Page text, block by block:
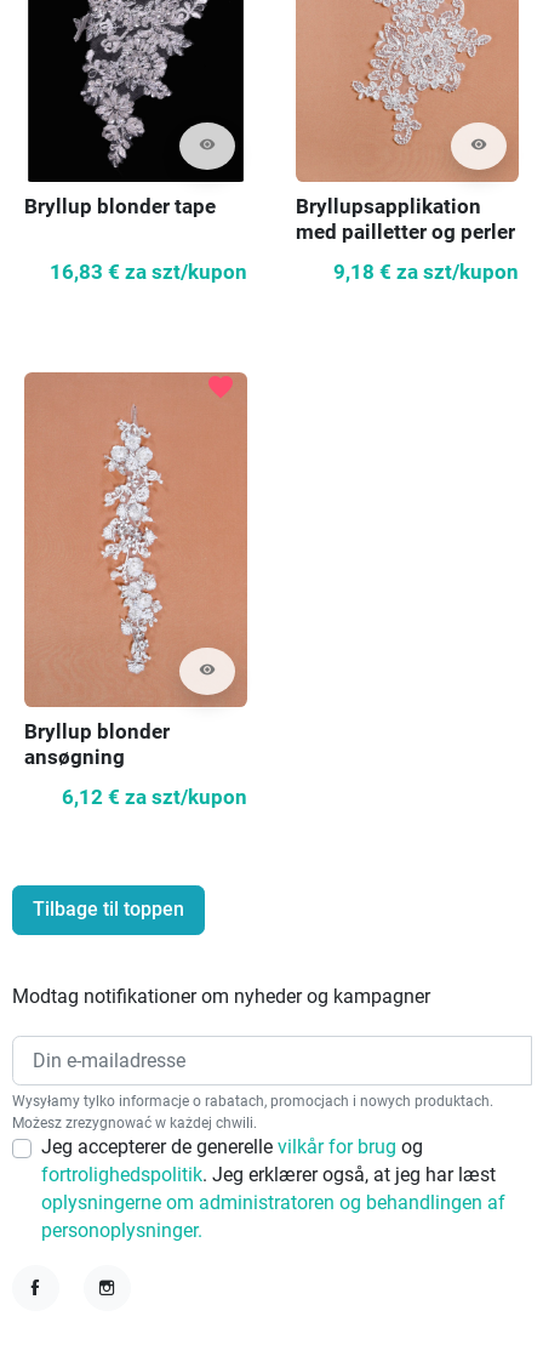
visibility
Bryllup blonder tape
16,83 € za szt/kupon
visibility
Bryllupsapplikation
med pailletter og perler
9,18 € za szt/kupon
visibility
favorite
Bryllup blonder
ansøgning
6,12 € za szt/kupon
Tilbage til toppen
Modtag notifikationer om nyheder og kampagner
Wysyłamy tylko informacje o rabatach, promocjach i nowych produktach.
Możesz zrezygnować w każdej chwili.
Jeg accepterer de generelle vilkår for brug og
fortrolighedspolitik. Jeg erklærer også, at jeg har læst
oplysningerne om administratoren og behandlingen af
personoplysninger.